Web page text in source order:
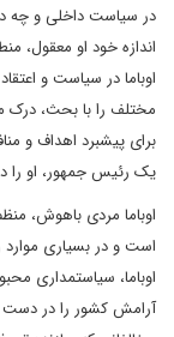
در سیاست داخلی و چه
اندازه خود او معقول،
اوباما در سیاست و
مختلف را با بحث، درک
برای پیشبرد اهداف و
یک رئیس جمهور، او را
اوباما مردی باهوش،
است و در بسیاری
اوباما، سیاستمداری
آرامش کشور را در دست